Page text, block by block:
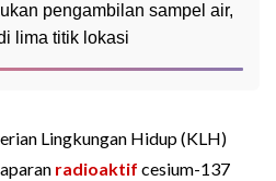
pengambilan sampel air,
lima titik lokasi
Lingkungan Hidup (KLH)
radioaktif cesium-137